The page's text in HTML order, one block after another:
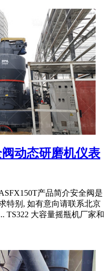
动态研磨机仪表
产品简介安全阀是
特别, 如有意向请联系北京
TS322 大容量摇瓶机厂家和